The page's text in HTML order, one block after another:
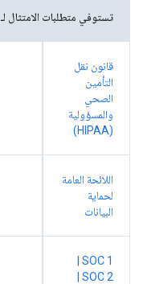
تستوفي متطلبات الامتثال لـ
قانون نقل
التأمين
الصحي
والمسؤولية
(HIPAA)
اللائحة العامة
لحماية
البيانات
‫SOC 1 |
‫SOC 2 |